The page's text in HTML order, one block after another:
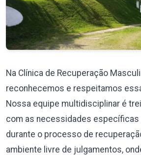
Na Clínica de Recuperação
reconhecemos e respeitamos
Nossa equipe multidisciplinar é
com as necessidades específicas
durante o processo de
ambiente livre de julgamentos,